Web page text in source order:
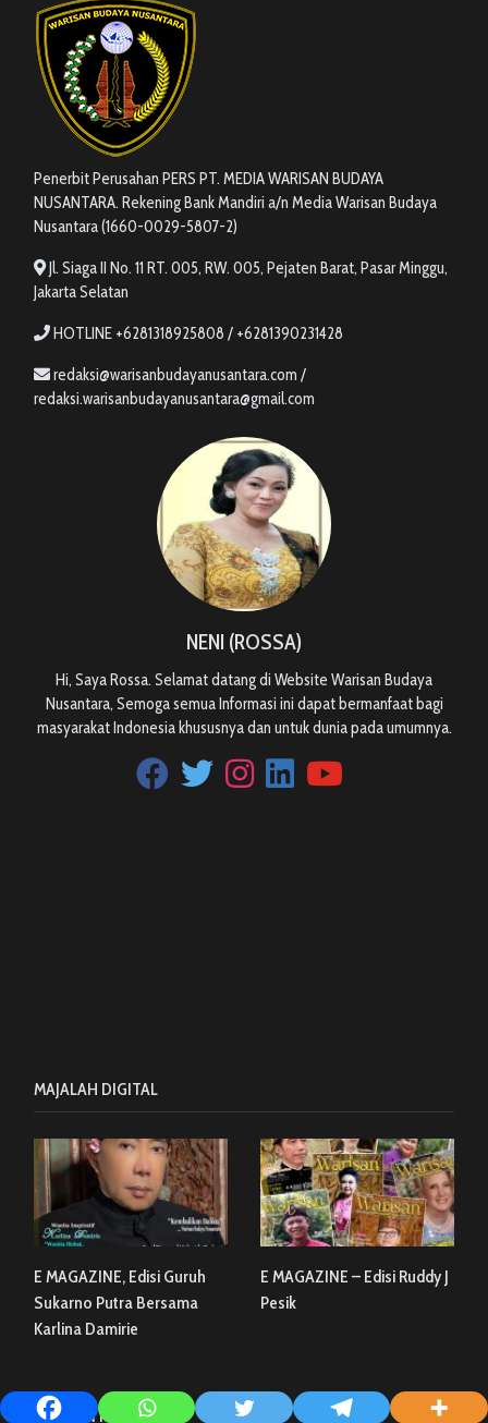
Penerbit Perusahan PERS PT. MEDIA WARISAN BUDAYA
NUSANTARA. Rekening Bank Mandiri a/n Media Warisan Budaya
Nusantara (1660-0029-5807-2)
Jl. Siaga II No. 11 RT. 005, RW. 005, Pejaten Barat, Pasar Minggu,
Jakarta Selatan
HOTLINE +6281318925808 / +6281390231428
redaksi@warisanbudayanusantara.com /
redaksi.warisanbudayanusantara@gmail.com
NENI (ROSSA)
Hi, Saya Rossa. Selamat datang di Website Warisan Budaya
Nusantara, Semoga semua Informasi ini dapat bermanfaat bagi
masyarakat Indonesia khususnya dan untuk dunia pada umumnya.
MAJALAH DIGITAL
E MAGAZINE, Edisi Guruh
Sukarno Putra Bersama
Karlina Damirie
E MAGAZINE – Edisi Ruddy J
Pesik
NEWS IN PICTURES